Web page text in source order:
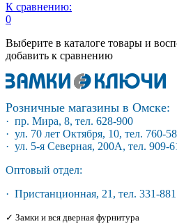
К сравнению:
0
Выберите в каталоге товары и
добавить к сравнению
Розничные магазины в Омске:
· пр. Мира, 8, тел. 628-900
· ул. 70 лет Октября, 10, тел. 760-
· ул. 5-я Северная, 200А, тел. 909-
Оптовый отдел:
· Пристанционная, 21, тел. 331-881
✓ Замки и вся дверная фурнитура